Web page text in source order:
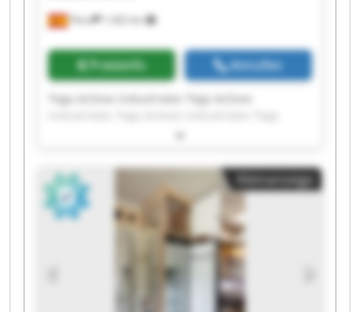
Piera 1.262 km
Preisinfo Anrufen
Tega Activos Industriales Tega Activos
Activos Industriales Tega Activos Industriales
Industriales Tega Activos Industriales Tega
Activos Industriales Tega Activos Industriales
Tega Activos Industriales Tega Activos
Industriales Tega Activos Industriales Tega
Activos Industriales Tega Activos Industriales
Tega Activos Industriales Tega Activos
Industriales Tega Activos Industriales Tega
Activos Industriales Tega Activos Industriales
Kleinanzeige